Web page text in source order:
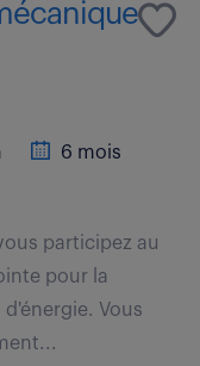
6 mois
participez au
pour la
Vous